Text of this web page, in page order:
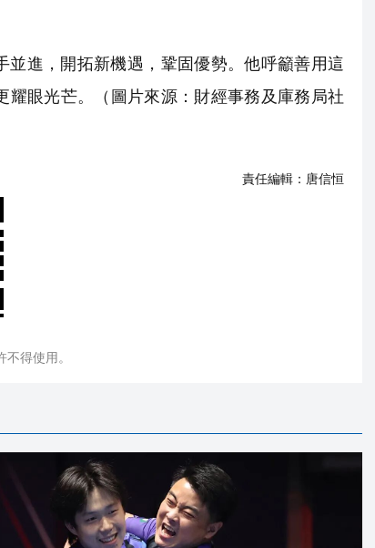
進，開拓新機遇，鞏固優勢。他呼籲善用這
眼光芒。（圖片來源：財經事務及庫務局社
責任編輯： 唐信恒
得使用。